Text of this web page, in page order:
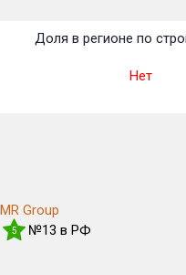
Доля в регионе по
Нет
MR Group
5 №13 в РФ